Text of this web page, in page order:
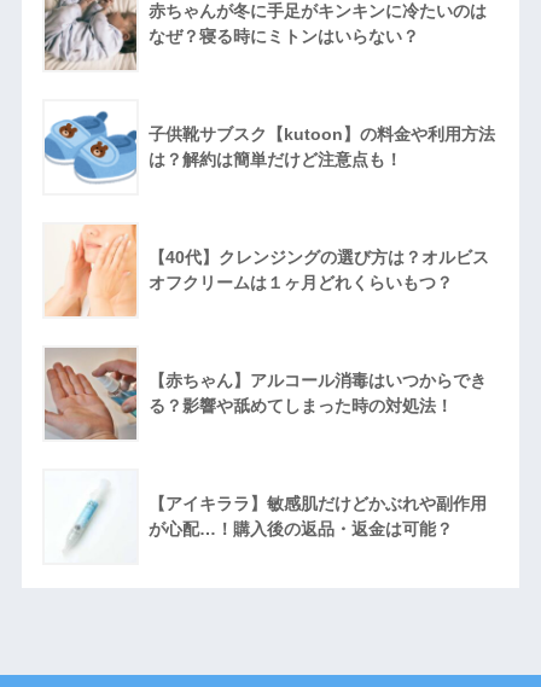
赤ちゃんが冬に手足がキンキンに冷たいのは
なぜ？寝る時にミトンはいらない？
子供靴サブスク【kutoon】の料金や利用方法
は？解約は簡単だけど注意点も！
【40代】クレンジングの選び方は？オルビス
オフクリームは１ヶ月どれくらいもつ？
【赤ちゃん】アルコール消毒はいつからでき
る？影響や舐めてしまった時の対処法！
【アイキララ】敏感肌だけどかぶれや副作用
が心配…！購入後の返品・返金は可能？